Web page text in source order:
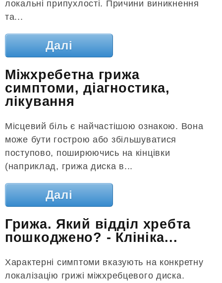
локальні припухлості. Причини виникнення
та...
Далі
Міжхребетна грижа
симптоми, діагностика,
лікування
Місцевий біль є найчастішою ознакою. Вона
може бути гострою або збільшуватися
поступово, поширюючись на кінцівки
(наприклад, грижа диска в...
Далі
Грижа. Який відділ хребта
пошкоджено? - Клініка...
Характерні симптоми вказують на конкретну
локалізацію грижі міжхребцевого диска.